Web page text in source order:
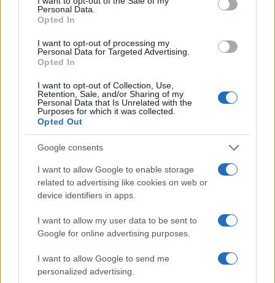
Personal Data.
Opted In
I want to opt-out of processing my
Personal Data for Targeted Advertising.
Opted In
I want to opt-out of Collection, Use,
Retention, Sale, and/or Sharing of my
Personal Data that Is Unrelated with the
Purposes for which it was collected.
Opted Out
Google consents
I want to allow Google to enable storage
related to advertising like cookies on web or
device identifiers in apps.
I want to allow my user data to be sent to
Google for online advertising purposes.
I want to allow Google to send me
personalized advertising.
megtorlásaként kedden indiai gépek
megelőző csapást hajtottak végre Pakisztán
területén iszlamista fegyveresek táborai
ellen. India a pakisztáni titkosszolgálatot
gyanúsítja az iszlamisták támogatásával.
vadászgépeket lőtt le a pakisztáni
légvédelem
Az Egyesült Államok, az Európai Unió és több
nagyhatalom önmérsékletre szólította fel
szerdán a két atomhatalmat. Ennek ellenére a
Kasmírt kettéosztó tűzszüneti vonal mentén
az éjszaka és csütörtök reggel is
folytatódott a szárazföldi tűzpárbaj.